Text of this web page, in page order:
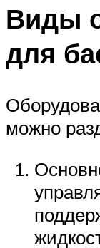
Виды
для
можно